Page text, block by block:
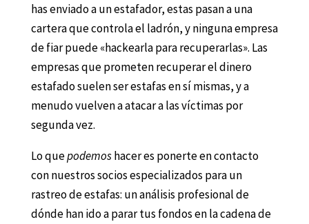
has enviado a un estafador, estas pasan a una
cartera que controla el ladrón, y ninguna empresa
de fiar puede «hackearla para recuperarlas». Las
empresas que prometen recuperar el dinero
estafado suelen ser estafas en sí mismas, y a
menudo vuelven a atacar a las víctimas por
segunda vez.
Lo quepodemoshacer es ponerte en contacto
con nuestros socios especializados para un
rastreo de estafas: un análisis profesional de
dónde han ido a parar tus fondos en la cadena de